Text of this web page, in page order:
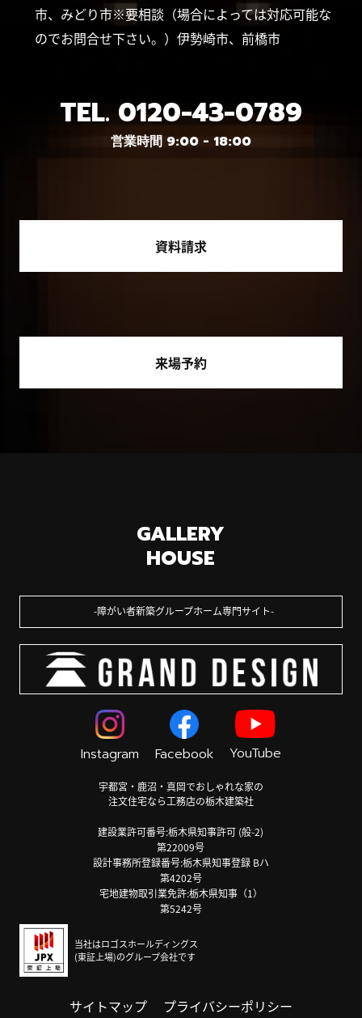
市、みどり市※要相談（場合によっては対応可能な
のでお問合せ下さい。）伊勢崎市、前橋市
TEL. 0120-43-0789
営業時間 9:00 - 18:00
資料請求
来場予約
GALLERY
HOUSE
障がい者新築グループホーム専門サイト
Instagram Facebook YouTube
宇都宮・鹿沼・真岡でおしゃれな家の
注文住宅なら工務店の栃木建築社
建設業許可番号:栃木県知事許可 (般-2)
第22009号
設計事務所登録番号:栃木県知事登録 Bハ
第4202号
宅地建物取引業免許:栃木県知事（1）
第5242号
当社はロゴスホールディングス
(東証上場)のグループ会社です
サイトマップ プライバシーポリシー